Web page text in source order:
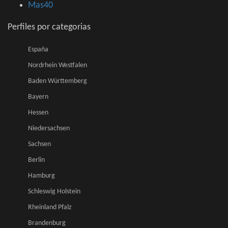
Mas40
Perfiles por categorias
España
Nordrhein Westfalen
Baden Württemberg
Bayern
Hessen
Niedersachsen
Sachsen
Berlin
Hamburg
Schleswig Holstein
Rheinland Pfalz
Brandenburg